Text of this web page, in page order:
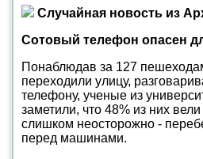
Случайная новость из
Сотовый телефон опасен
Понаблюдав за 127
переходили улицу,
телефону, ученые из
заметили, что 48% из них
слишком неосторожно -
перед машинами.